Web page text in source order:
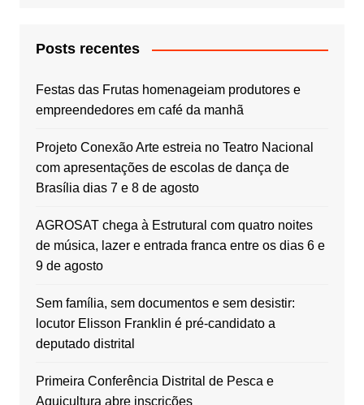
Posts recentes
Festas das Frutas homenageiam produtores e
empreendedores em café da manhã
Projeto Conexão Arte estreia no Teatro Nacional
com apresentações de escolas de dança de
Brasília dias 7 e 8 de agosto
AGROSAT chega à Estrutural com quatro noites
de música, lazer e entrada franca entre os dias 6 e
9 de agosto
Sem família, sem documentos e sem desistir:
locutor Elisson Franklin é pré-candidato a
deputado distrital
Primeira Conferência Distrital de Pesca e
Aquicultura abre inscrições